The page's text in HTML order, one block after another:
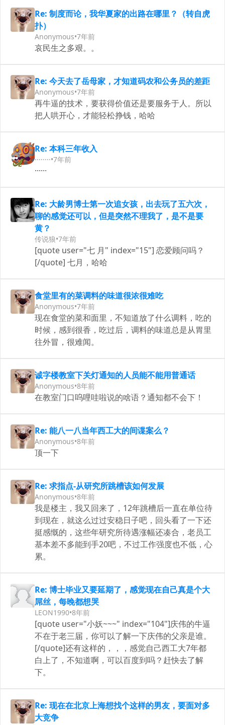
Re: 制度而论，我华夏家的出路在哪里？（转自虎
扑）
Anonymous•7年前
哀民生之多艰。。
Re: 今天去了岳母家，才知道码农和公务员的差距
Anonymous•7年前
再牛逼的技术，要获得价值还是要服务于人。所以
把人哄开心，才能轻松挣钱，哈哈
Re: 本科三年收入
········•7年前
······
Re: 大龄男博士第一次追女孩，出去玩了五六次，
聊的感觉还可以，但是突然不理我了，是不是要
黄？
传说狼•7年前
[quote user="七 月" index="15"] 恋爱顾问吗？
[/quote] 七月，哈哈
食堂里有的菜调料的味道很浓很难吃
Anonymous•7年前
现在食堂的菜和面里，不知道放了什么调料，吃的
时候，感到很香，吃过后，调料的味道总是从胃里
往外冒，很难闻。
诚字楼教室下关灯通知的人员能不能用普通话
Anonymous•8年前
在教室门口呜哩哇啦说的啥语？通知都不会下！
Re: 能八一八当年西工大的间谍案么？
Anonymous•8年前
顶一下
Re: 求指点-从研究所跳槽该如何发展
Anonymous•8年前
我是楼主，我又回来了，12年跳槽后一直在单位待
到现在，就这么过过安稳日子吧，回头看了一下还
挺感慨的，这些年研究所待遇涨幅还凑合，老员工
基本差不多能到手20吧，不过工作强度也不低，心
累。
Re: 博士毕业又要延期了，感觉现在自己真是个大
屌丝，每晚都想哭
LEON1990•8年前
[quote user="小妖~~~" index="104"]庆伟的牛逼
不在于老三届，你可以了解一下庆伟的父亲是谁。
[/quote]还有这样的，，，感觉自己西工大7年都
白上了，不知道啊，可以百度到吗？赶快去了解
下。
Re: 现在在北京上海想找个这样的男友，要面对多
大竞争